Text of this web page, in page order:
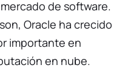
de software.
Oracle ha crecido
importante en
en nube.